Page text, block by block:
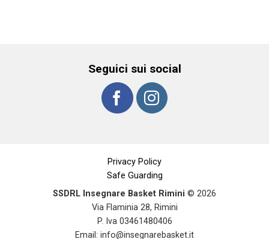
Seguici sui social
Privacy Policy
Safe Guarding
SSDRL Insegnare Basket Rimini © 2026
Via Flaminia 28, Rimini
P. Iva 03461480406
Email: info@insegnarebasket.it